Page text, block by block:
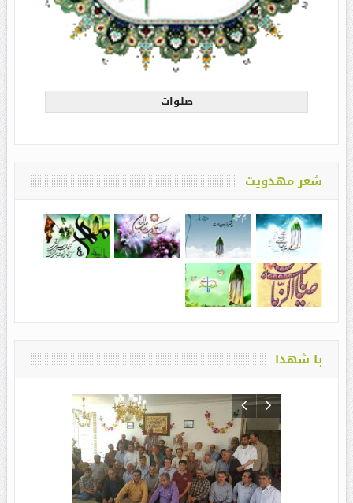
صلوات
شعر مهدویت
با شهدا